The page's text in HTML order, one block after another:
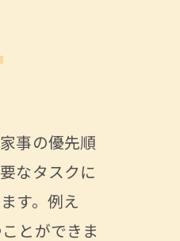
事の優先順
なタスクに
す。例え
とができま